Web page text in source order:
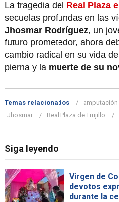
La tragedia del Real Plaza
secuelas profundas en las
Jhosmar Rodríguez, un
futuro prometedor, ahora
cambio radical en su vida
pierna y la muerte de su
Temas relacionados amputación
Jhosmar
Real Plaza de Trujillo
Siga leyendo
Virgen de
devotos
durante la